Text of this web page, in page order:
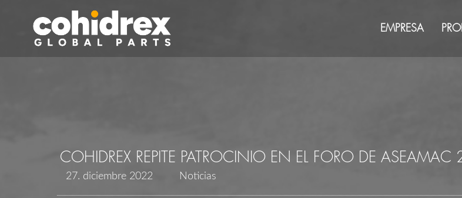
EMPRESA
COHIDREX REPITE PATROCINIO EN EL FORO DE ASEAMAC
27. diciembre 2022 Noticias